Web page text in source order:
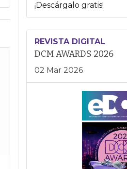
¡Descárgalo gratis!
REVISTA DIGITAL
DCM AWARDS 2026
02 Mar 2026